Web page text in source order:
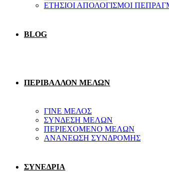
ΕΤΗΣΙΟΙ ΑΠΟΛΟΓΙΣΜΟΙ
BLOG
ΠΕΡΙΒΑΛΛΟΝ ΜΕΛΩΝ
ΓΙΝΕ ΜΕΛΟΣ
ΣΥΝΔΕΣΗ ΜΕΛΩΝ
ΠΕΡΙΕΧΟΜΕΝΟ ΜΕΛΩΝ
ΑΝΑΝΕΩΣΗ ΣΥΝΔΡΟΜΗΣ
ΣΥΝΕΔΡΙΑ